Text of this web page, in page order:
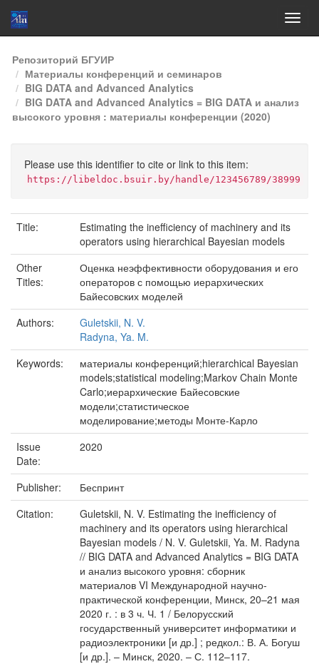
Skip
navigation
Репозиторий БГУИР
Материалы конференций и семинаров
BIG DATA and Advanced Analytics
BIG DATA and Advanced Analytics = BIG DATA и анализ
высокого уровня : материалы конференции (2020)
Please use this identifier to cite or link to this item:
https://libeldoc.bsuir.by/handle/123456789/38999
Title:
Estimating the inefficiency of machinery and its
operators using hierarchical Bayesian models
Other
Titles:
Оценка неэффективности оборудования и его
операторов с помощью иерархических
Байесовских моделей
Authors:
Guletskii, N. V.
Radyna, Ya. M.
Keywords:
материалы конференций;hierarchical Bayesian
models;statistical modeling;Markov Chain Monte
Carlo;иерархические Байесовские
модели;статистическое
моделирование;методы Монте-Карло
Issue
Date:
2020
Publisher:
Беспринт
Citation:
Guletskii, N. V. Estimating the inefficiency of
machinery and its operators using hierarchical
Bayesian models / N. V. Guletskii, Ya. M. Radyna
// BIG DATA and Advanced Analytics = BIG DATA
и анализ высокого уровня: сборник
материалов VI Международной научно-
практической конференции, Минск, 20–21 мая
2020 г. : в 3 ч. Ч. 1 / Белорусский
государственный университет информатики и
радиоэлектроники [и др.] ; редкол.: В. А. Богуш
[и др.]. – Минск, 2020. – С. 112–117.